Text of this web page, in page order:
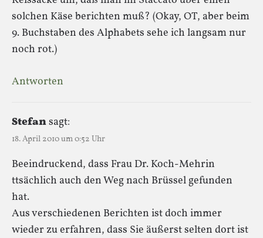
solchen Käse berichten muß? (Okay, OT, aber beim
9. Buchstaben des Alphabets sehe ich langsam nur
noch rot.)
Antworten
Stefansagt:
18. April 2010 um 0:52 Uhr
Beeindruckend, dass Frau Dr. Koch-Mehrin
ttsächlich auch den Weg nach Brüssel gefunden
hat.
Aus verschiedenen Berichten ist doch immer
wieder zu erfahren, dass Sie äußerst selten dort ist